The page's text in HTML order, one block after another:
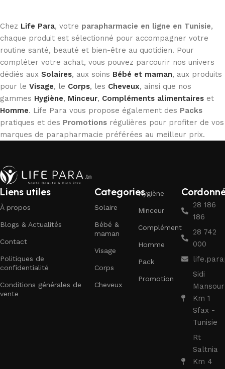
Chez Life Para, votre parapharmacie en ligne en Tunisie,
chaque produit est sélectionné pour accompagner votre
routine santé, beauté et bien-être au quotidien. Pour
compléter votre achat, vous pouvez parcourir nos univers
dédiés aux Solaires, aux soins Bébé et maman, aux produits
pour le Visage, le Corps, les Cheveux, ainsi que nos
gammes Hygiène, Minceur, Compléments alimentaires et
Homme. Life Para vous propose également des Packs
pratiques et des Promotions régulières pour profiter de vos
marques de parapharmacie préférées au meilleur prix.
Liens utiles
À propos
Blogs & Actualités
Contact
Politiques de
confidentialité
Conditions générales de
vente
Categories
Solaire
Bébé &
maman
Visage
Corps
Cheveux
Hygiène
Minceur
Complément
Homme
Pack
Promotion
28 186
186
28 742
000
Sidi
Mansour
Km 1
Sfax -
Tunisie
Rt
Saltnia
Km 4